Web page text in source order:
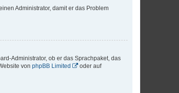
Administrator, damit er das Problem
Administrator, ob er das Sprachpaket, das
von phpBB Limited
oder auf